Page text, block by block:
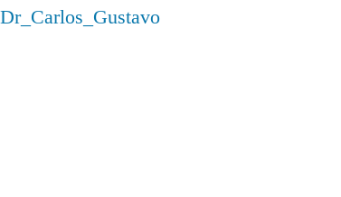
Dr_Carlos_Gustavo